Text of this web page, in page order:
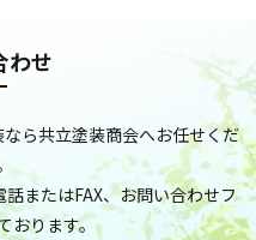
わせ
ら共立塗装商会へお任せくだ
またはFAX、お問い合わせフ
おります。